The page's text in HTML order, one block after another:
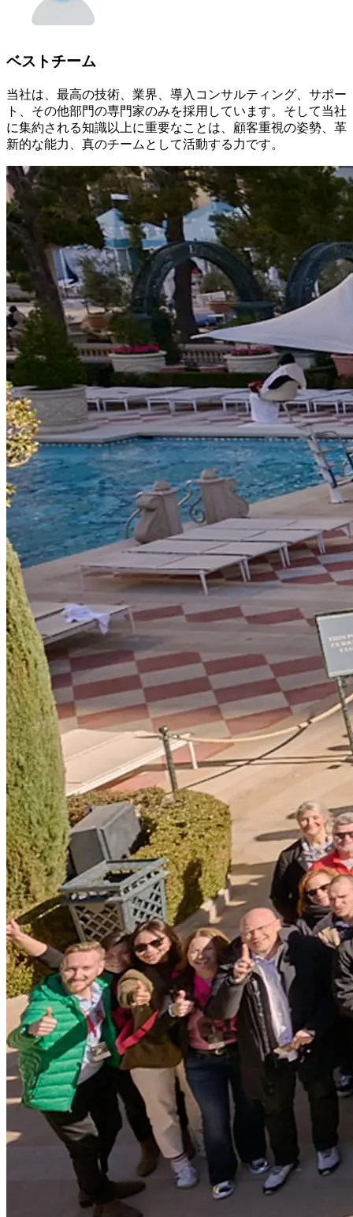
ベストチーム
当社は、最高の技術、業界、導入コンサルティング、サポー
ト、その他部門の専門家のみを採用しています。そして当社
に集約される知識以上に重要なことは、顧客重視の姿勢、革
新的な能力、真のチームとして活動する力です。